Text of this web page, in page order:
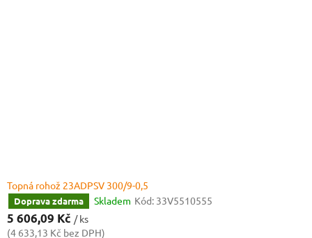
Topná rohož 23ADPSV 300/9-0,5
Doprava zdarma Skladem Kód: 33V5510555
5 606,09 Kč / ks
(4 633,13 Kč bez DPH)